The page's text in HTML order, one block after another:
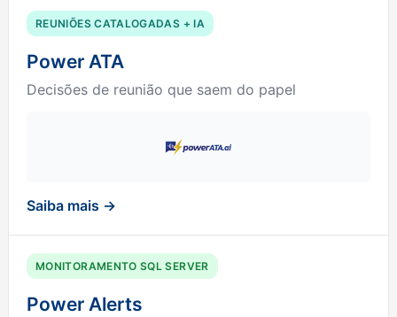
REUNIÕES CATALOGADAS + IA
Power ATA
Decisões de reunião que saem do papel
Saiba mais →
MONITORAMENTO SQL SERVER
Power Alerts